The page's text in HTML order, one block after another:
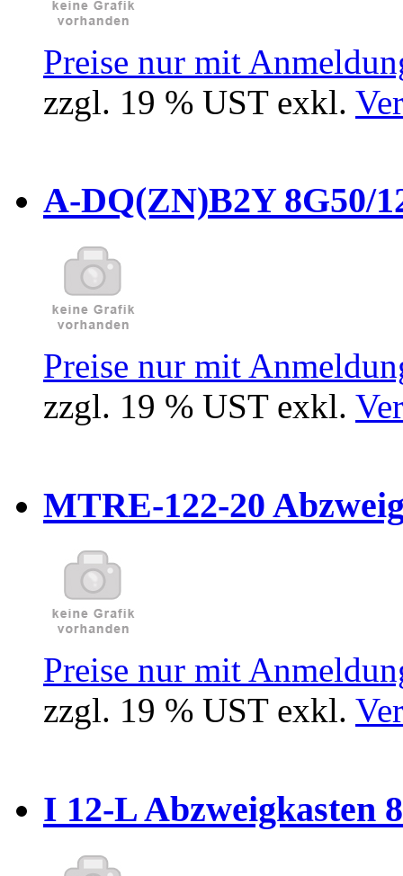
Preise nur mit
zzgl. 19 % UST exkl.
A-DQ(ZN)B2Y 8G50/
Preise nur mit
zzgl. 19 % UST exkl.
MTRE-122-20
Preise nur mit
zzgl. 19 % UST exkl.
I 12-L Abzweigkasten